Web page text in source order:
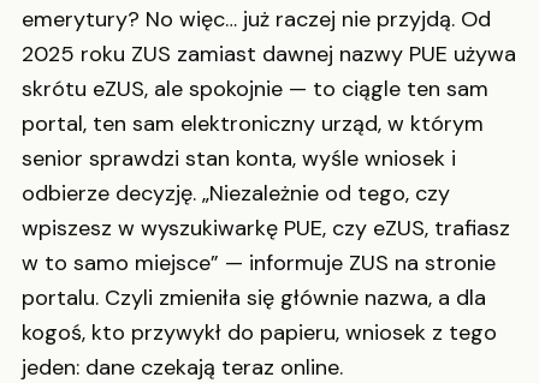
emerytury? No więc… już raczej nie przyjdą. Od
2025 roku ZUS zamiast dawnej nazwy PUE używa
skrótu eZUS, ale spokojnie — to ciągle ten sam
portal, ten sam elektroniczny urząd, w którym
senior sprawdzi stan konta, wyśle wniosek i
odbierze decyzję. „Niezależnie od tego, czy
wpiszesz w wyszukiwarkę PUE, czy eZUS, trafiasz
w to samo miejsce” — informuje ZUS na stronie
portalu. Czyli zmieniła się głównie nazwa, a dla
kogoś, kto przywykł do papieru, wniosek z tego
jeden: dane czekają teraz online.